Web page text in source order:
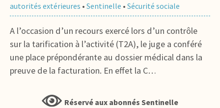
autorités extérieures • Sentinelle • Sécurité sociale
A l’occasion d’un recours exercé lors d’un contrôle
sur la tarification à l’activité (T2A), le juge a conféré
une place prépondérante au dossier médical dans la
preuve de la facturation. En effet la C…
Réservé aux abonnés Sentinelle